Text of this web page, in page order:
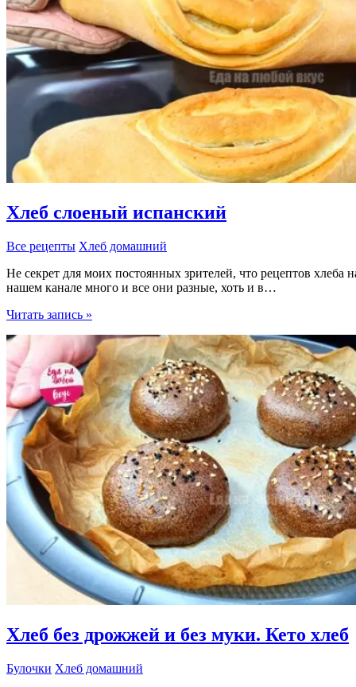
Хлеб слоеный испанский
Все рецепты Хлеб домашний
Не секрет для моих постоянных зрителей, что рецептов хлеба
нашем канале много и все они разные, хоть и в…
Хлеб
испанский
Читать запись »
Хлеб без дрожжей и без муки. Кето хлеб
Булочки Хлеб домашний